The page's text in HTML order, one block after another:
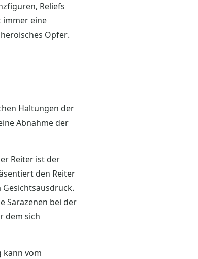
Reliefs
immer eine
Opfer.
Haltungen der
Abnahme der
Reiter ist der
den Reiter
Sarazenen bei der
dem sich
kann vom